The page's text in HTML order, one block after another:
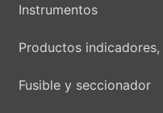
Instrumentos
Productos
Fusible y seccionador